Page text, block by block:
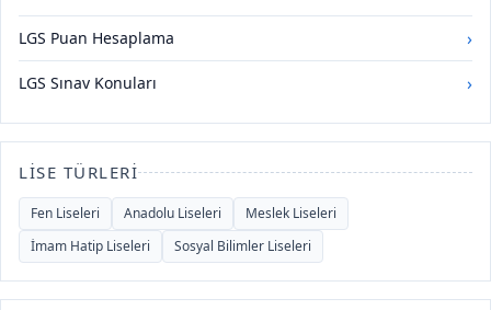
LGS Puan Hesaplama ›
LGS Sınav Konuları ›
LISE TÜRLERI
Fen Liseleri Anadolu Liseleri
Meslek Liseleri
İmam Hatip Liseleri
Sosyal Bilimler Liseleri